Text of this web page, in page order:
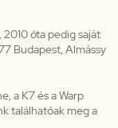
óta pedig saját
Budapest, Almássy
a K7 és a Warp
találhatóak meg a